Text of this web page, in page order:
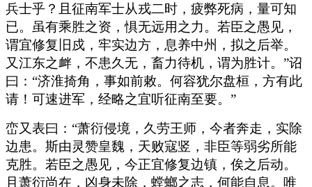
兵士乎？且征南军士从戎二时，疲弊死病，量可知
已。虽有乘胜之资，惧无远用之力。若臣之愚见，
谓宜修复旧戍，牢实边方，息养中州，拟之后举。
又江东之衅，不患久无，畜力待机，谓为胜计。”诏
曰：“济淮掎角，事如前敕。何容犹尔盘桓，方有此
请！可速进军，经略之宜听征南至要。”
峦又表曰：“萧衍侵境，久劳王师，今者奔走，实除
边患。斯由灵赞皇魏，天败寇竖，非臣等弱劣所能
克胜。若臣之愚见，今正宜修复边镇，俟之后动。
且萧衍尚在，凶身未除，螳螂之志，何能自息。唯